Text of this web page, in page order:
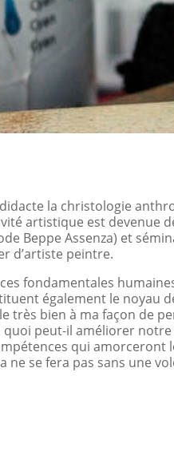
la christologie
artistique est devenue
Beppe Assenza) et
d’artiste peintre.
fondamentales
également le noyau
très bien à ma façon de
peut-il améliorer
qui amorceront
se fera pas sans une